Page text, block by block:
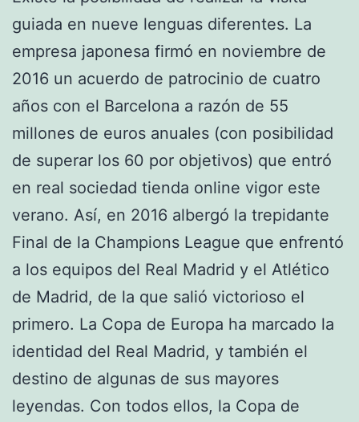
guiada en nueve lenguas diferentes. La
empresa japonesa firmó en noviembre de
2016 un acuerdo de patrocinio de cuatro
años con el Barcelona a razón de 55
millones de euros anuales (con posibilidad
de superar los 60 por objetivos) que entró
en real sociedad tienda online vigor este
verano. Así, en 2016 albergó la trepidante
Final de la Champions League que enfrentó
a los equipos del Real Madrid y el Atlético
de Madrid, de la que salió victorioso el
primero. La Copa de Europa ha marcado la
identidad del Real Madrid, y también el
destino de algunas de sus mayores
leyendas. Con todos ellos, la Copa de